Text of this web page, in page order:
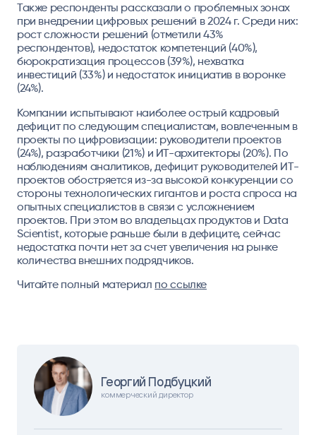
Георгий Подбуцкий
коммерческий директор
Также респонденты рассказали о проблемных зонах
при внедрении цифровых решений в 2024 г. Среди них:
рост сложности решений (отметили 43%
респондентов), недостаток компетенций (40%),
бюрократизация процессов (39%), нехватка
инвестиций (33%) и недостаток инициатив в воронке
(24%).
Компании испытывают наиболее острый кадровый
дефицит по следующим специалистам, вовлеченным в
проекты по цифровизации: руководители проектов
(24%), разработчики (21%) и ИТ-архитекторы (20%). По
наблюдениям аналитиков, дефицит руководителей ИТ-
проектов обостряется из-за высокой конкуренции со
стороны технологических гигантов и роста спроса на
опытных специалистов в связи с усложнением
проектов. При этом во владельцах продуктов и Data
Scientist, которые раньше были в дефиците, сейчас
недостатка почти нет за счет увеличения на рынке
количества внешних подрядчиков.
Читайте полный материал по ссылке